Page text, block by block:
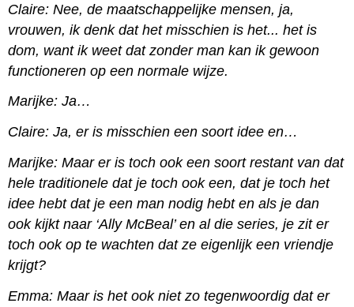
Claire: Nee, de maatschappelijke mensen, ja,
vrouwen, ik denk dat het misschien is het... het is
dom, want ik weet dat zonder man kan ik gewoon
functioneren op een normale wijze.
Marijke: Ja…
Claire: Ja, er is misschien een soort idee en…
Marijke: Maar er is toch ook een soort restant van dat
hele traditionele dat je toch ook een, dat je toch het
idee hebt dat je een man nodig hebt en als je dan
ook kijkt naar ‘Ally McBeal’ en al die series, je zit er
toch ook op te wachten dat ze eigenlijk een vriendje
krijgt?
Emma: Maar is het ook niet zo tegenwoordig dat er